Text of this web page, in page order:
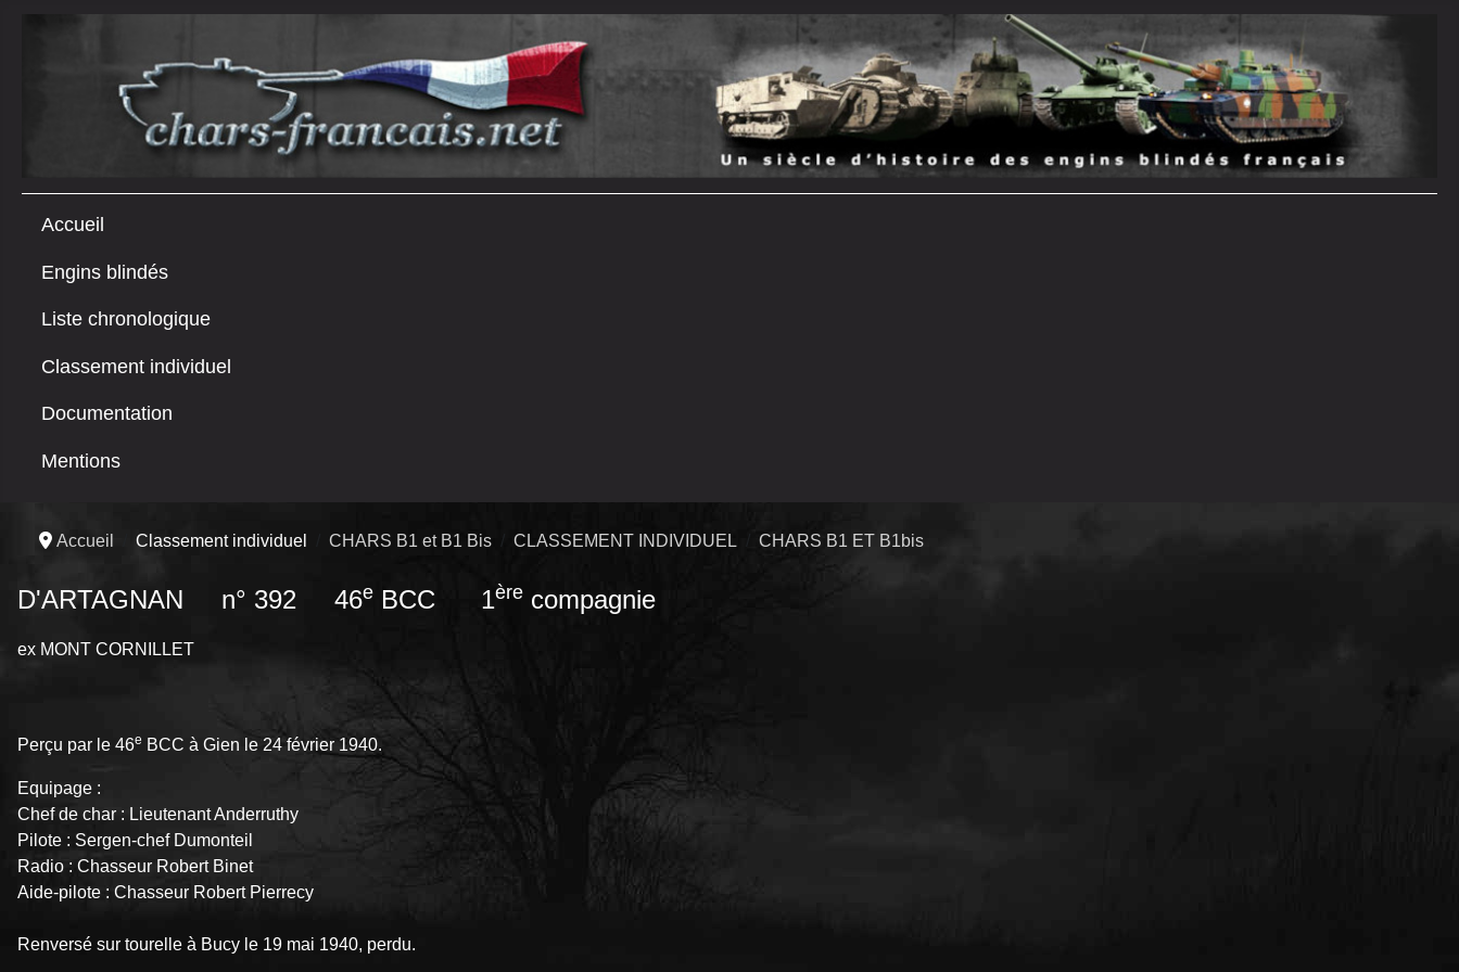
Accueil
Engins blindés
Liste chronologique
Classement individuel
Documentation
Mentions
Accueil Classement individuel CHARS B1 et B1 Bis CLASSEMENT INDIVIDUEL CHARS B1 ET B1bis
D'ARTAGNAN n° 392 46e BCC 1ère compagnie
ex MONT CORNILLET
Perçu par le 46e BCC à Gien le 24 février 1940.
Equipage :
Chef de char : Lieutenant Anderruthy
Pilote : Sergen-chef Dumonteil
Radio : Chasseur Robert Binet
Aide-pilote : Chasseur Robert Pierrecy
Renversé sur tourelle à Bucy le 19 mai 1940, perdu.